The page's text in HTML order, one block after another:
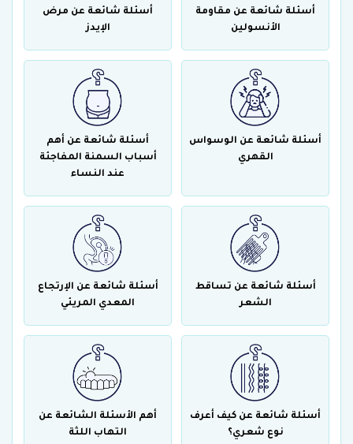
أسئلة شائعة عن مقاومة
الأنسولين
أسئلة شائعة عن مرض
الإيدز
أسئلة شائعة عن الوسواس
القهري
أسئلة شائعة عن أهم
أسباب السمنة المفاجئة
عند النساء
أسئلة شائعة عن تساقط
الشعر
أسئلة شائعة عن الإرتجاع
المعدي المريئي
أسئلة شائعة عن كيف أعرف
نوع شعري؟
أهم الأسئلة الشائعة عن
التهاب اللثة